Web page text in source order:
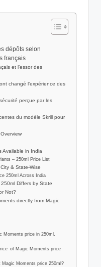
dépôts selon
français
et l’essor des
changé l’expérience des
perçue par les
du modèle Skrill pour
Available in India
– 250ml Price List
& State-Wise
250ml Across India
Differs by State
Not?
directly from Magic
Moments price in 250ml,
of Magic Moments price
Moments price 250ml?